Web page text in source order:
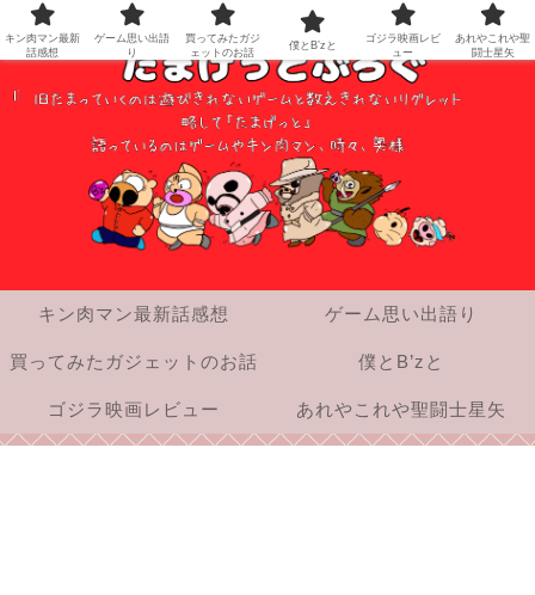
キン肉マン最新話感想 ゲーム思い出語り
買ってみたガジェットのお話 僕とB’zと
ゴジラ映画レビュー あれやこれや聖闘士星矢
キン肉マン最新
話感想
ゲーム思い出語
り
買ってみたガジ
ェットのお話
僕とB’zと
ゴジラ映画レビ
ュー
あれやこれや聖
闘士星矢